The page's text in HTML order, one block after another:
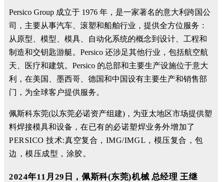
Persico Group 成立于 1976 年，是一家著名的意大利跨国公
司，主要从事汽车、滚塑和船舶行业，提供全方位服务：
从原型、模型、模具、自动化系统的概念到设计、工程和
制造和交钥匙游艇。Persico 还涉足其他行业，包括航空航
天、医疗和建筑。Persico 的总部和主要生产设施位于意大
利，在美国、墨西哥、德国和中国设有主要生产和销售部
门，为全球客户提供服务。
佩斯科东莞(以东莞必诺资产组建)，为亚太地区市场提供塑
料焊接模具和设备， 在已有的必诺塑焊业务外增加了
PERSICO 技术:真空复合，IMG/IMGL，模压复合，包
边，模压成型，涂胶。
2024年11月29日，佩斯科(东莞)机械 总经理 王继